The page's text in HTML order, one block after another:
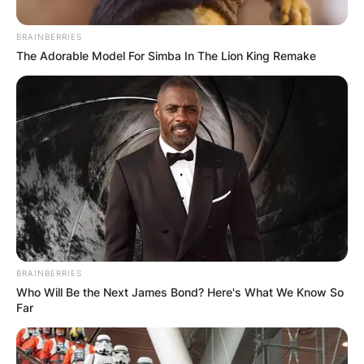
Мартина: На патот до успехот,
нема скратени патчиња
Во ритамот и резонанцата на отчукувања на
срцето, се развива патувањето на една млада
девојка, откривајќи наратив проткаен со
страст,
Прочитај повеќе
BRAINBERRIES
The Adorable Model For Simba In The Lion King Remake
BRAINBERRIES
Who Will Be the Next James Bond? Here's What We Know So
Far